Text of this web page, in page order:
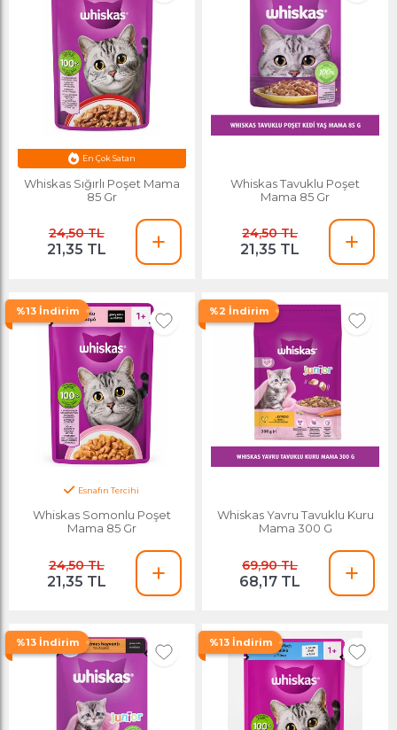
En Çok Satan
Whiskas Sığırlı Poşet Mama
85 Gr
24,50 TL
21,35 TL
Whiskas Tavuklu Poşet
Mama 85 Gr
24,50 TL
21,35 TL
%13 İndirim
Esnafın Tercihi
Whiskas Somonlu Poşet
Mama 85 Gr
24,50 TL
21,35 TL
%2 İndirim
Whiskas Yavru Tavuklu Kuru
Mama 300 G
69,90 TL
68,17 TL
%13 İndirim %13 İndirim